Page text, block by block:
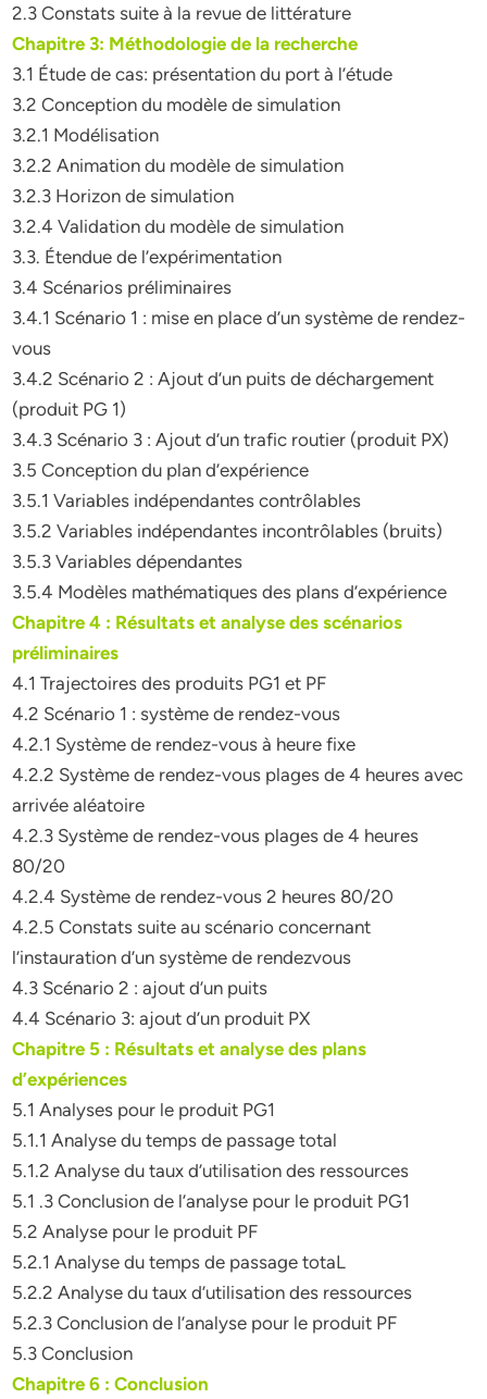
2.3 Constats suite à la revue de littérature
Chapitre 3: Méthodologie de la recherche
3.1 Étude de cas: présentation du port à l’étude
3.2 Conception du modèle de simulation
3.2.1 Modélisation
3.2.2 Animation du modèle de simulation
3.2.3 Horizon de simulation
3.2.4 Validation du modèle de simulation
3.3. Étendue de l’expérimentation
3.4 Scénarios préliminaires
3.4.1 Scénario 1 : mise en place d’un système de rendez-
vous
3.4.2 Scénario 2 : Ajout d’un puits de déchargement
(produit PG 1)
3.4.3 Scénario 3 : Ajout d’un trafic routier (produit PX)
3.5 Conception du plan d’expérience
3.5.1 Variables indépendantes contrôlables
3.5.2 Variables indépendantes incontrôlables (bruits)
3.5.3 Variables dépendantes
3.5.4 Modèles mathématiques des plans d’expérience
Chapitre 4 : Résultats et analyse des scénarios
préliminaires
4.1 Trajectoires des produits PG1 et PF
4.2 Scénario 1 : système de rendez-vous
4.2.1 Système de rendez-vous à heure fixe
4.2.2 Système de rendez-vous plages de 4 heures avec
arrivée aléatoire
4.2.3 Système de rendez-vous plages de 4 heures
80/20
4.2.4 Système de rendez-vous 2 heures 80/20
4.2.5 Constats suite au scénario concernant
l’instauration d’un système de rendezvous
4.3 Scénario 2 : ajout d’un puits
4.4 Scénario 3: ajout d’un produit PX
Chapitre 5 : Résultats et analyse des plans
d’expériences
5.1 Analyses pour le produit PG1
5.1.1 Analyse du temps de passage total
5.1.2 Analyse du taux d’utilisation des ressources
5.1 .3 Conclusion de l’analyse pour le produit PG1
5.2 Analyse pour le produit PF
5.2.1 Analyse du temps de passage totaL
5.2.2 Analyse du taux d’utilisation des ressources
5.2.3 Conclusion de l’analyse pour le produit PF
5.3 Conclusion
Chapitre 6 : Conclusion